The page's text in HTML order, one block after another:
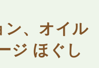
ン、オイル
ジ ほぐし